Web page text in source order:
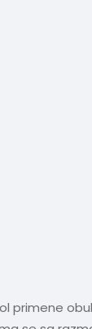
primene